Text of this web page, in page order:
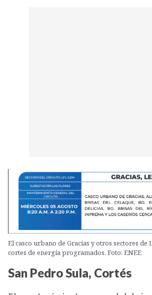
El casco urbano de Gracias y otros sectores
cortes de energía programados. Foto: ENEE
San Pedro Sula, Cortés